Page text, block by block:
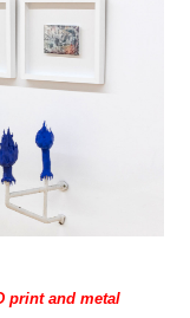
print and metal